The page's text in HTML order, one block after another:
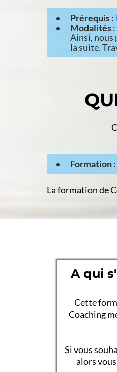
Prérequis:
Modalités
Ainsi, nous
la suite.
Formation
La formation de
A qui
Cette
Coaching
Si vous
alors